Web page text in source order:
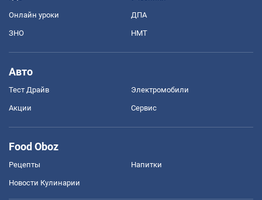
Онлайн уроки ДПА
ЗНО НМТ
Авто
Тест Драйв Электромобили
Акции Сервис
Food Oboz
Рецепты Напитки
Новости Кулинарии